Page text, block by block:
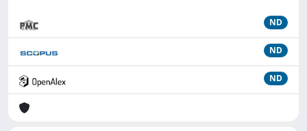
ND
ND
ND